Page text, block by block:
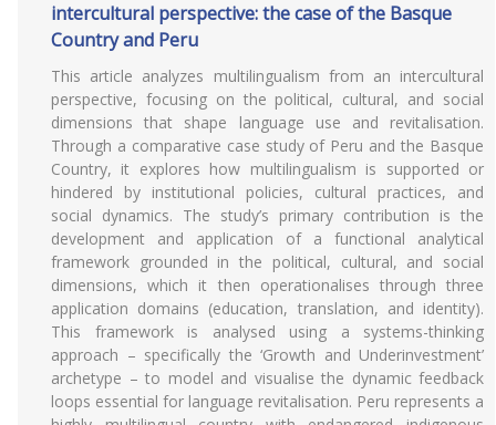
intercultural perspective: the case of the Basque
Country and Peru
This article analyzes multilingualism from an intercultural
perspective, focusing on the political, cultural, and social
dimensions that shape language use and revitalisation.
Through a comparative case study of Peru and the Basque
Country, it explores how multilingualism is supported or
hindered by institutional policies, cultural practices, and
social dynamics. The study’s primary contribution is the
development and application of a functional analytical
framework grounded in the political, cultural, and social
dimensions, which it then operationalises through three
application domains (education, translation, and identity).
This framework is analysed using a systems-thinking
approach – specifically the ‘Growth and Underinvestment’
archetype – to model and visualise the dynamic feedback
loops essential for language revitalisation. Peru represents a